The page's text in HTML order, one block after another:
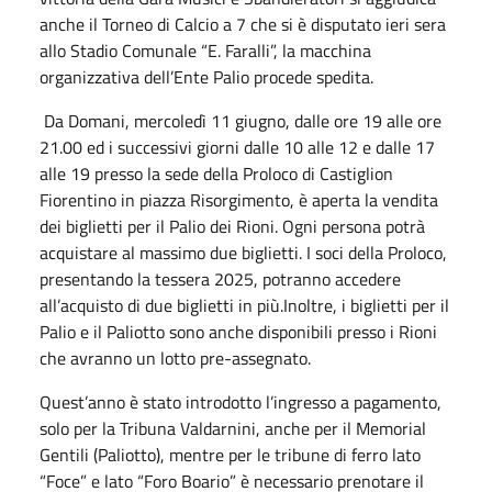
anche il Torneo di Calcio a 7 che si è disputato ieri sera
allo Stadio Comunale “E. Faralli”, la macchina
organizzativa dell’Ente Palio procede spedita.
Da Domani, mercoledì 11 giugno, dalle ore 19 alle ore
21.00 ed i successivi giorni dalle 10 alle 12 e dalle 17
alle 19 presso la sede della Proloco di Castiglion
Fiorentino in piazza Risorgimento, è aperta la vendita
dei biglietti per il Palio dei Rioni. Ogni persona potrà
acquistare al massimo due biglietti. I soci della Proloco,
presentando la tessera 2025, potranno accedere
all’acquisto di due biglietti in più.Inoltre, i biglietti per il
Palio e il Paliotto sono anche disponibili presso i Rioni
che avranno un lotto pre-assegnato.
Quest’anno è stato introdotto l’ingresso a pagamento,
solo per la Tribuna Valdarnini, anche per il Memorial
Gentili (Paliotto), mentre per le tribune di ferro lato
“Foce” e lato “Foro Boario” è necessario prenotare il